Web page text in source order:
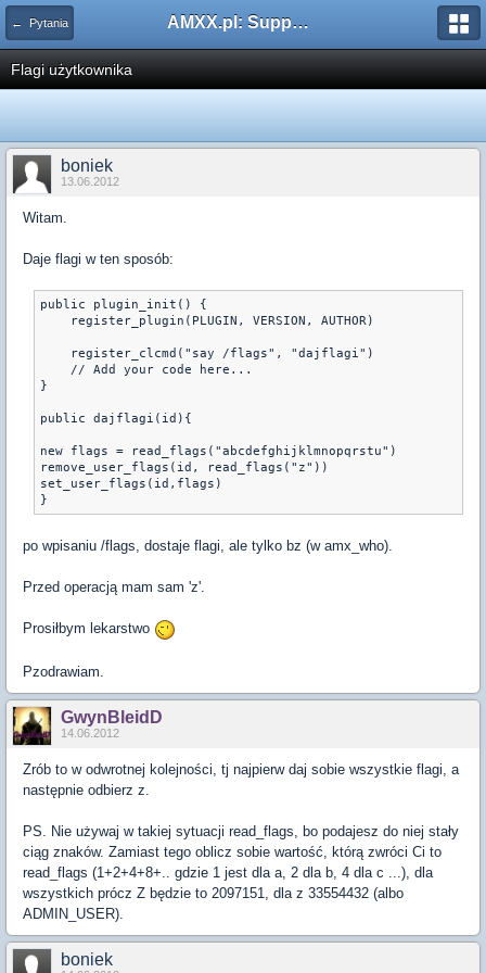
← Pytania AMXX.pl: Support AMX Mod X i SourceMod
Flagi użytkownika
boniek
13.06.2012
Witam.
Daje flagi w ten sposób:
public plugin_init() {
    register_plugin(PLUGIN, VERSION, AUTHOR)
    register_clcmd("say /flags", "dajflagi")
    // Add your code here...
}
public dajflagi(id){
new flags = read_flags("abcdefghijklmnopqrstu")
remove_user_flags(id, read_flags("z"))
set_user_flags(id,flags)
}
po wpisaniu /flags, dostaje flagi, ale tylko bz (w amx_who).
Przed operacją mam sam 'z'.
Prosiłbym lekarstwo
Pzodrawiam.
GwynBleidD
14.06.2012
Zrób to w odwrotnej kolejności, tj najpierw daj sobie wszystkie flagi, a
następnie odbierz z.
PS. Nie używaj w takiej sytuacji read_flags, bo podajesz do niej stały
ciąg znaków. Zamiast tego oblicz sobie wartość, którą zwróci Ci to
read_flags (1+2+4+8+.. gdzie 1 jest dla a, 2 dla b, 4 dla c ...), dla
wszystkich prócz Z będzie to 2097151, dla z 33554432 (albo
ADMIN_USER).
boniek